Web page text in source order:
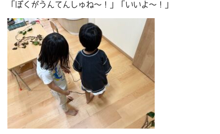
「ぼくがうんてんしゅね～！」「いいよ～！」